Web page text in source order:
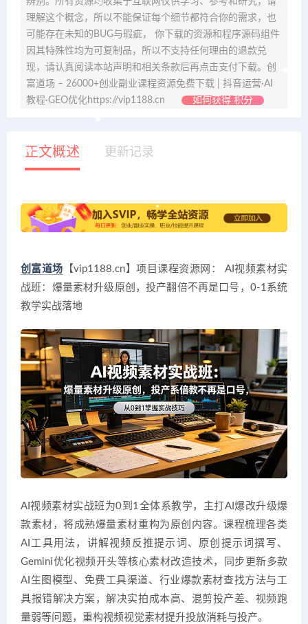
理解这个概念，所以不能保证每个细节都符合你的需求，也
可能存在未知的BUG与瑕疵， 你下载的资源和程序源码组件
因其特殊性均为可复制品，所以不支持任何理由的退款兑
现，请认真阅读本站声明和相关条款后再点击支付下载。创
富道场 – 26000+创业副业课程资源免费下载 | 抖音运营·AI
教程·GEO优化https://vip1188.cn
如何获得 积分
正文概述 更新记录
创富道场 【vip1188.cn】项目课程资源网： AI视频素材实
战班：爆量素材升级原创，投产翻倍不再是口号，0-1系统
教学实战落地
AI视频素材实战班为0到1全体系教学，主打AI爆改升级爆
款素材，将成熟爆量素材重构为原创内容。课程梳理各类
AI工具用法，讲解视频反推提示词、原创提示词撰写、
Gemini优化视频开头等核心素材改造技术，同步更新多款
AI生图模型、免费工具渠道、行业爆款素材查找方法与工
具报错解决方案，解决实拍成本高、混剪投产差、视频跑
量弱等问题，重构视频视觉素材提升投放消耗与投产。